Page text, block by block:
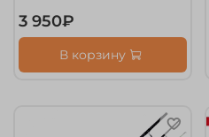
3 950₽
В корзину